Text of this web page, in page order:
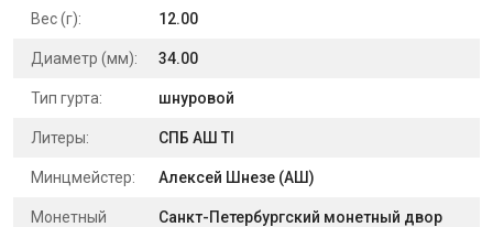
Вес (г): 12.00
Диаметр (мм): 34.00
Тип гурта: шнуровой
Литеры: СПБ АШ TI
Минцмейстер: Алексей Шнезе (АШ)
Монетный
Санкт-Петербургский монетный двор